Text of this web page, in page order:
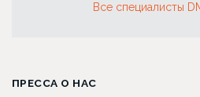
Все специалисты
ПРЕССА О НАС